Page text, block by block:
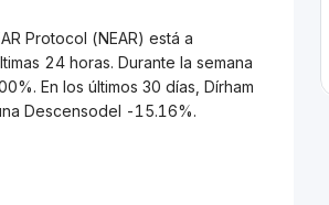
Protocol (NEAR) está a
24 horas. Durante la semana
En los últimos 30 días, Dírham
Descensodel -15.16%.